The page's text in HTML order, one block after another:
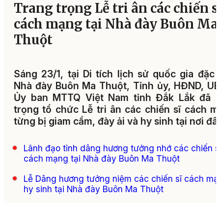
Trang trọng Lễ tri ân các chiến
cách mạng tại Nhà đày Buôn Ma
Thuột
Sáng 23/1, tại Di tích lịch sử quốc gia đặc
Nhà đày Buôn Ma Thuột, Tỉnh ủy, HĐND,
Ủy ban MTTQ Việt Nam tỉnh Đắk Lắk đã
trọng tổ chức Lễ tri ân các chiến sĩ cách
từng bị giam cầm, đày ải và hy sinh tại nơi
Lãnh đạo tỉnh dâng hương tưởng nhớ các chiến
cách mạng tại Nhà đày Buôn Ma Thuột
Lễ Dâng hương tưởng niệm các chiến sĩ cách
hy sinh tại Nhà đày Buôn Ma Thuột